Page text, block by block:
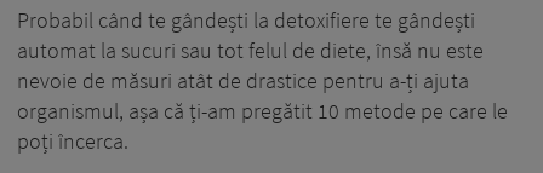
Probabil când te gândești la detoxifiere te gândești
automat la sucuri sau tot felul de diete, însă nu este
nevoie de măsuri atât de drastice pentru a-ți ajuta
organismul, așa că ți-am pregătit 10 metode pe care le
poți încerca.